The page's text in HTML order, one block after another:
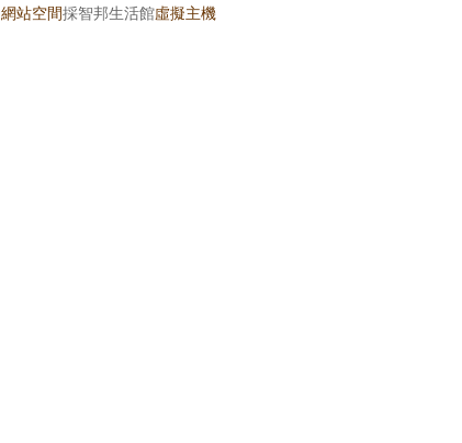
網站空間採智邦生活館虛擬主機